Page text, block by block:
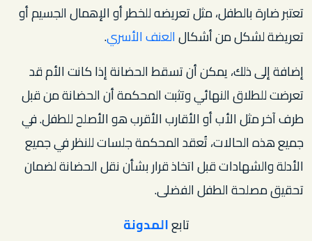
تعتبر ضارة بالطفل، مثل تعريضه للخطر أو الإهمال الجسيم أو
تعريضة لشكل من أشكالالعنف الأسري.
إضافة إلى ذلك، يمكن أن تسقط الحضانة إذا كانت الأم قد
تعرضت للطلاق النهائي وتثبت المحكمة أن الحضانة من قبل
طرف آخر مثل الأب أو الأقارب الأقرب هو الأصلح للطفل. في
جميع هذه الحالات، تُعقد المحكمة جلسات للنظر في جميع
الأدلة والشهادات قبل اتخاذ قرار بشأن نقل الحضانة لضمان
تحقيق مصلحة الطفل الفضلى.
تابعالمدونة